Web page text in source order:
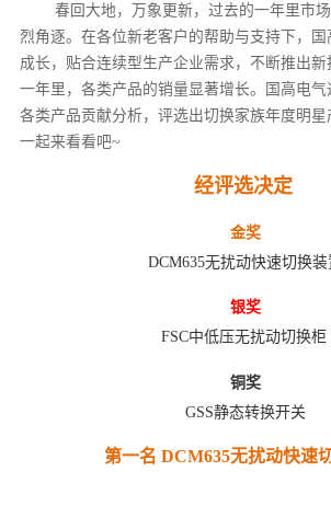
春回大地，万象更新，过去的一年里市
烈角逐。在各位新老客户的帮助与支持下，
成长，贴合连续型生产企业需求，不断推出
一年里，各类产品的销量显著增长。国高电
各类产品贡献分析，评选出切换家族年度明
一起来看看吧~
经评选决定
金奖
DCM635无扰动快速切换装
银奖
FSC中低压无扰动切换柜
铜奖
GSS静态转换开关
第一名 DCM635无扰动快速